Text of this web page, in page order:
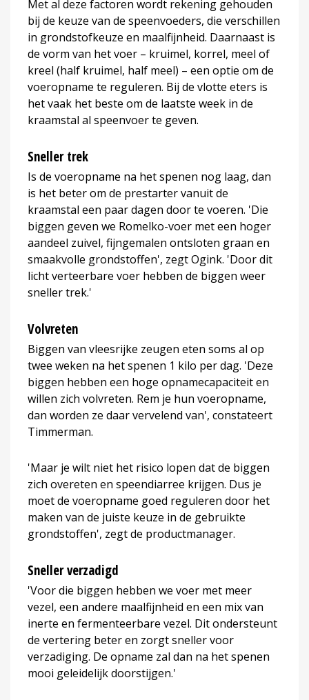
Met al deze factoren wordt rekening gehouden
bij de keuze van de speenvoeders, die verschillen
in grondstofkeuze en maalfijnheid. Daarnaast is
de vorm van het voer – kruimel, korrel, meel of
kreel (half kruimel, half meel) – een optie om de
voeropname te reguleren. Bij de vlotte eters is
het vaak het beste om de laatste week in de
kraamstal al speenvoer te geven.
Sneller trek
Is de voeropname na het spenen nog laag, dan
is het beter om de prestarter vanuit de
kraamstal een paar dagen door te voeren. 'Die
biggen geven we Romelko-voer met een hoger
aandeel zuivel, fijngemalen ontsloten graan en
smaakvolle grondstoffen', zegt Ogink. 'Door dit
licht verteerbare voer hebben de biggen weer
sneller trek.'
Volvreten
Biggen van vleesrijke zeugen eten soms al op
twee weken na het spenen 1 kilo per dag. 'Deze
biggen hebben een hoge opnamecapaciteit en
willen zich volvreten. Rem je hun voeropname,
dan worden ze daar vervelend van', constateert
Timmerman.
'Maar je wilt niet het risico lopen dat de biggen
zich overeten en speendiarree krijgen. Dus je
moet de voeropname goed reguleren door het
maken van de juiste keuze in de gebruikte
grondstoffen', zegt de productmanager.
Sneller verzadigd
'Voor die biggen hebben we voer met meer
vezel, een andere maalfijnheid en een mix van
inerte en fermenteerbare vezel. Dit ondersteunt
de vertering beter en zorgt sneller voor
verzadiging. De opname zal dan na het spenen
mooi geleidelijk doorstijgen.'